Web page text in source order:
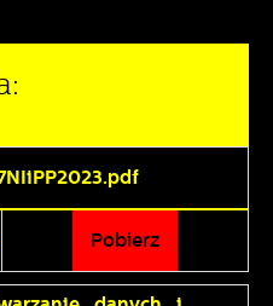
Pobierz